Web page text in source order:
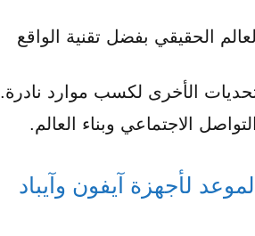
الحقيقي بفضل تقنية الواقع
الأخرى لكسب موارد نادرة.
الاجتماعي وبناء العالم.